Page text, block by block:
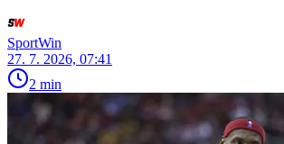
SportWin
27. 7. 2026, 07:41
2 min